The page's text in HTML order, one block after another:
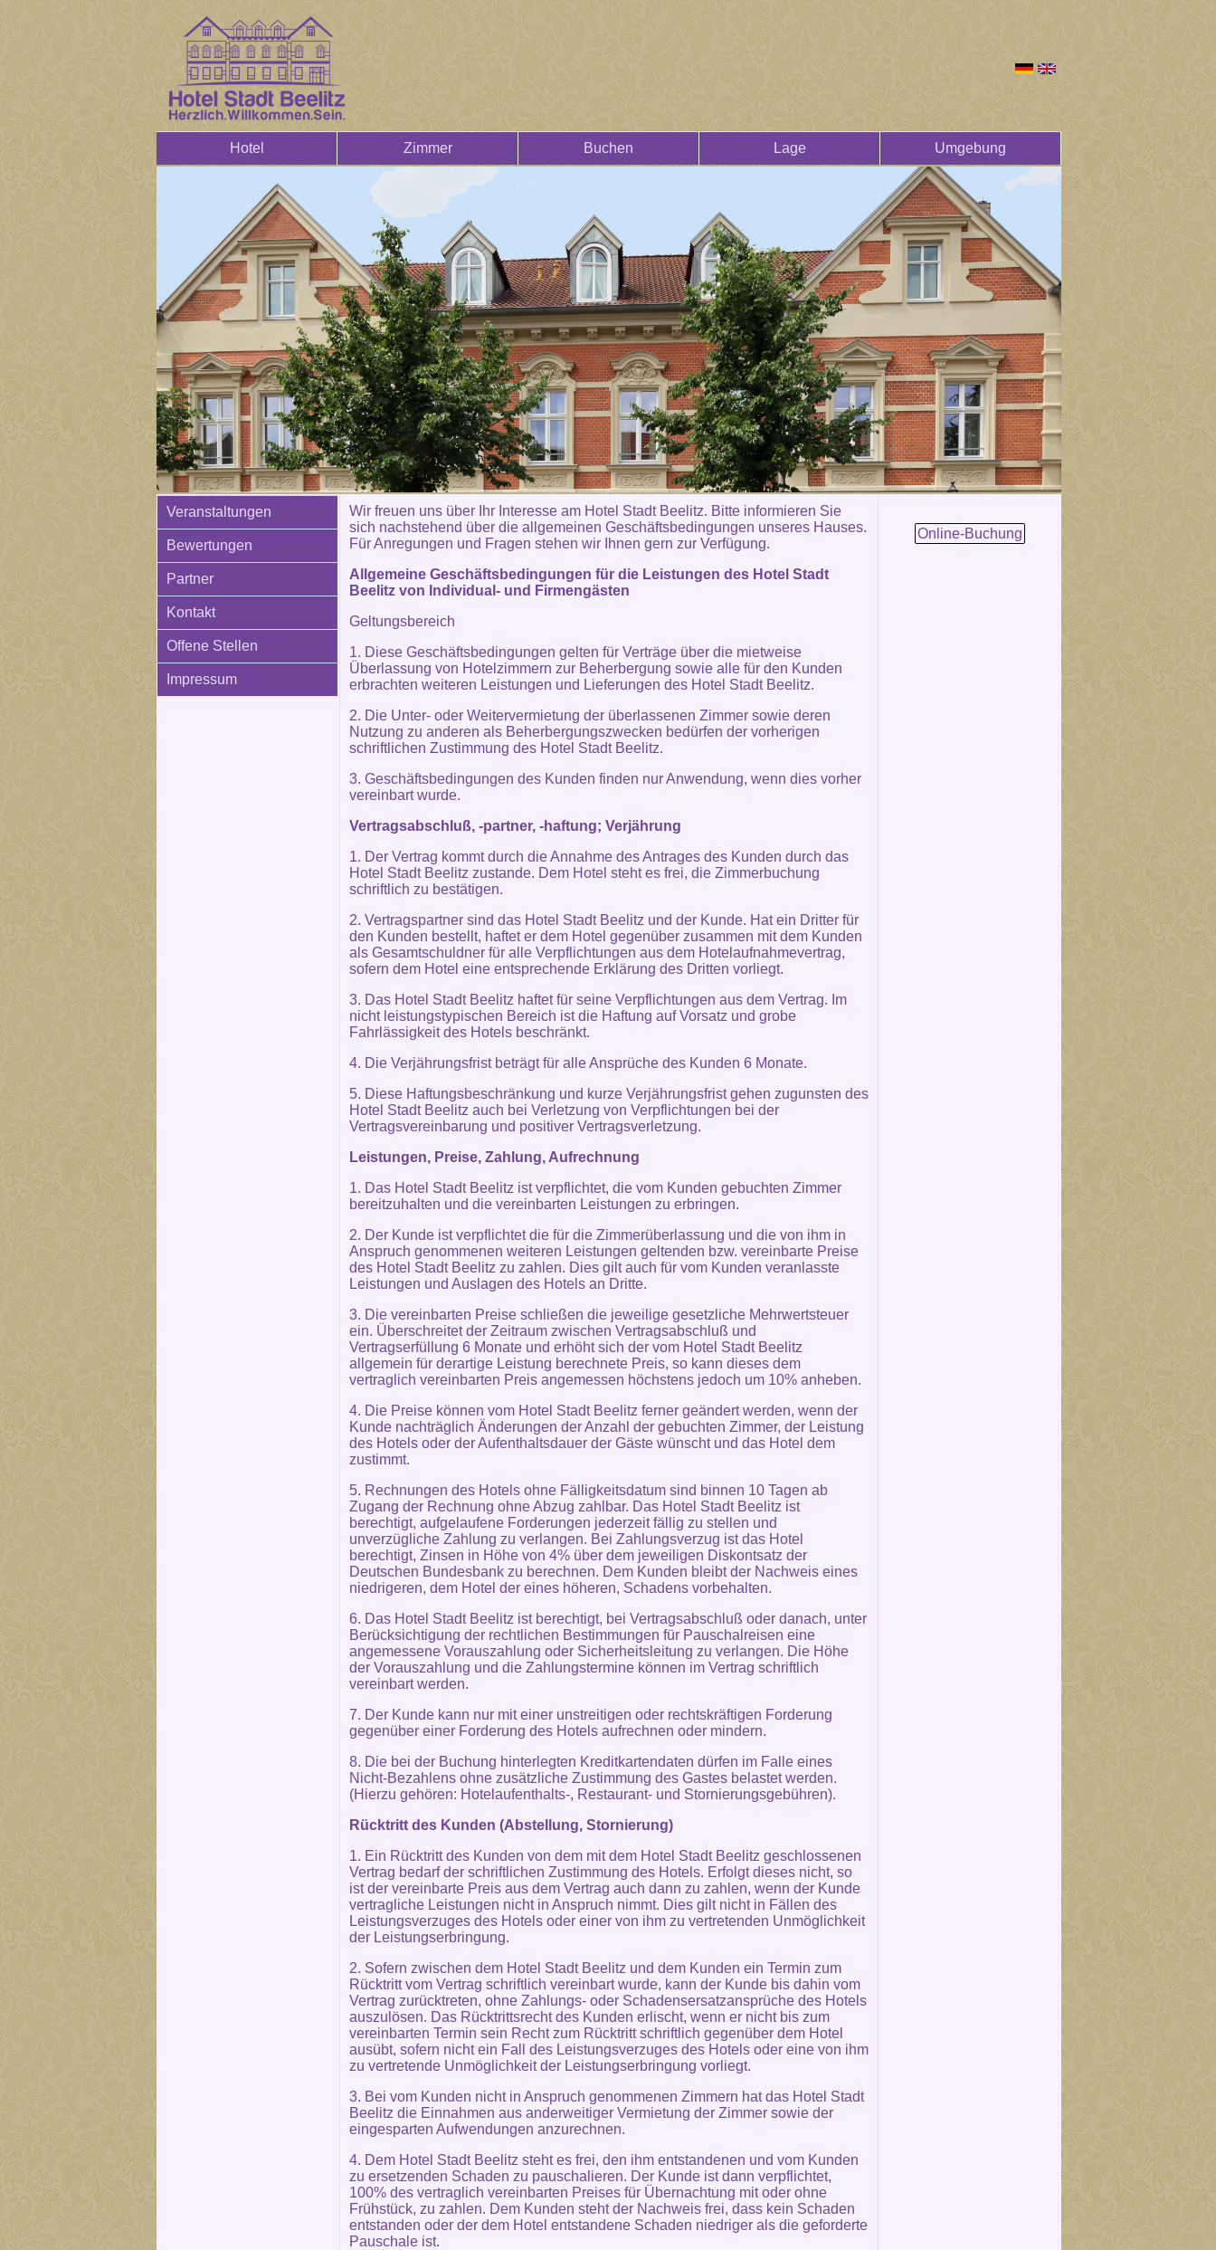
Hotel Zimmer Buchen Lage Umgebung
Veranstaltungen
Bewertungen
Partner
Kontakt
Offene Stellen
Impressum
Wir freuen uns über Ihr Interesse am Hotel Stadt Beelitz. Bitte informieren Sie
sich nachstehend über die allgemeinen Geschäftsbedingungen unseres Hauses.
Für Anregungen und Fragen stehen wir Ihnen gern zur Verfügung.
Allgemeine Geschäftsbedingungen für die Leistungen des Hotel Stadt
Beelitz von Individual- und Firmengästen
Geltungsbereich
1. Diese Geschäftsbedingungen gelten für Verträge über die mietweise
Überlassung von Hotelzimmern zur Beherbergung sowie alle für den Kunden
erbrachten weiteren Leistungen und Lieferungen des Hotel Stadt Beelitz.
2. Die Unter- oder Weitervermietung der überlassenen Zimmer sowie deren
Nutzung zu anderen als Beherbergungszwecken bedürfen der vorherigen
schriftlichen Zustimmung des Hotel Stadt Beelitz.
3. Geschäftsbedingungen des Kunden finden nur Anwendung, wenn dies vorher
vereinbart wurde.
Vertragsabschluß, -partner, -haftung; Verjährung
1. Der Vertrag kommt durch die Annahme des Antrages des Kunden durch das
Hotel Stadt Beelitz zustande. Dem Hotel steht es frei, die Zimmerbuchung
schriftlich zu bestätigen.
2. Vertragspartner sind das Hotel Stadt Beelitz und der Kunde. Hat ein Dritter für
den Kunden bestellt, haftet er dem Hotel gegenüber zusammen mit dem Kunden
als Gesamtschuldner für alle Verpflichtungen aus dem Hotelaufnahmevertrag,
sofern dem Hotel eine entsprechende Erklärung des Dritten vorliegt.
3. Das Hotel Stadt Beelitz haftet für seine Verpflichtungen aus dem Vertrag. Im
nicht leistungstypischen Bereich ist die Haftung auf Vorsatz und grobe
Fahrlässigkeit des Hotels beschränkt.
4. Die Verjährungsfrist beträgt für alle Ansprüche des Kunden 6 Monate.
5. Diese Haftungsbeschränkung und kurze Verjährungsfrist gehen zugunsten des
Hotel Stadt Beelitz auch bei Verletzung von Verpflichtungen bei der
Vertragsvereinbarung und positiver Vertragsverletzung.
Leistungen, Preise, Zahlung, Aufrechnung
1. Das Hotel Stadt Beelitz ist verpflichtet, die vom Kunden gebuchten Zimmer
bereitzuhalten und die vereinbarten Leistungen zu erbringen.
2. Der Kunde ist verpflichtet die für die Zimmerüberlassung und die von ihm in
Anspruch genommenen weiteren Leistungen geltenden bzw. vereinbarte Preise
des Hotel Stadt Beelitz zu zahlen. Dies gilt auch für vom Kunden veranlasste
Leistungen und Auslagen des Hotels an Dritte.
3. Die vereinbarten Preise schließen die jeweilige gesetzliche Mehrwertsteuer
ein. Überschreitet der Zeitraum zwischen Vertragsabschluß und
Vertragserfüllung 6 Monate und erhöht sich der vom Hotel Stadt Beelitz
allgemein für derartige Leistung berechnete Preis, so kann dieses dem
vertraglich vereinbarten Preis angemessen höchstens jedoch um 10% anheben.
4. Die Preise können vom Hotel Stadt Beelitz ferner geändert werden, wenn der
Kunde nachträglich Änderungen der Anzahl der gebuchten Zimmer, der Leistung
des Hotels oder der Aufenthaltsdauer der Gäste wünscht und das Hotel dem
zustimmt.
5. Rechnungen des Hotels ohne Fälligkeitsdatum sind binnen 10 Tagen ab
Zugang der Rechnung ohne Abzug zahlbar. Das Hotel Stadt Beelitz ist
berechtigt, aufgelaufene Forderungen jederzeit fällig zu stellen und
unverzügliche Zahlung zu verlangen. Bei Zahlungsverzug ist das Hotel
berechtigt, Zinsen in Höhe von 4% über dem jeweiligen Diskontsatz der
Deutschen Bundesbank zu berechnen. Dem Kunden bleibt der Nachweis eines
niedrigeren, dem Hotel der eines höheren, Schadens vorbehalten.
6. Das Hotel Stadt Beelitz ist berechtigt, bei Vertragsabschluß oder danach, unter
Berücksichtigung der rechtlichen Bestimmungen für Pauschalreisen eine
angemessene Vorauszahlung oder Sicherheitsleitung zu verlangen. Die Höhe
der Vorauszahlung und die Zahlungstermine können im Vertrag schriftlich
vereinbart werden.
7. Der Kunde kann nur mit einer unstreitigen oder rechtskräftigen Forderung
gegenüber einer Forderung des Hotels aufrechnen oder mindern.
8. Die bei der Buchung hinterlegten Kreditkartendaten dürfen im Falle eines
Nicht-Bezahlens ohne zusätzliche Zustimmung des Gastes belastet werden.
(Hierzu gehören: Hotelaufenthalts-, Restaurant- und Stornierungsgebühren).
Rücktritt des Kunden (Abstellung, Stornierung)
1. Ein Rücktritt des Kunden von dem mit dem Hotel Stadt Beelitz geschlossenen
Vertrag bedarf der schriftlichen Zustimmung des Hotels. Erfolgt dieses nicht, so
ist der vereinbarte Preis aus dem Vertrag auch dann zu zahlen, wenn der Kunde
vertragliche Leistungen nicht in Anspruch nimmt. Dies gilt nicht in Fällen des
Leistungsverzuges des Hotels oder einer von ihm zu vertretenden Unmöglichkeit
der Leistungserbringung.
2. Sofern zwischen dem Hotel Stadt Beelitz und dem Kunden ein Termin zum
Rücktritt vom Vertrag schriftlich vereinbart wurde, kann der Kunde bis dahin vom
Vertrag zurücktreten, ohne Zahlungs- oder Schadensersatzansprüche des Hotels
auszulösen. Das Rücktrittsrecht des Kunden erlischt, wenn er nicht bis zum
vereinbarten Termin sein Recht zum Rücktritt schriftlich gegenüber dem Hotel
ausübt, sofern nicht ein Fall des Leistungsverzuges des Hotels oder eine von ihm
zu vertretende Unmöglichkeit der Leistungserbringung vorliegt.
3. Bei vom Kunden nicht in Anspruch genommenen Zimmern hat das Hotel Stadt
Beelitz die Einnahmen aus anderweitiger Vermietung der Zimmer sowie der
eingesparten Aufwendungen anzurechnen.
4. Dem Hotel Stadt Beelitz steht es frei, den ihm entstandenen und vom Kunden
zu ersetzenden Schaden zu pauschalieren. Der Kunde ist dann verpflichtet,
100% des vertraglich vereinbarten Preises für Übernachtung mit oder ohne
Frühstück, zu zahlen. Dem Kunden steht der Nachweis frei, dass kein Schaden
entstanden oder der dem Hotel entstandene Schaden niedriger als die geforderte
Pauschale ist.
Online-Buchung